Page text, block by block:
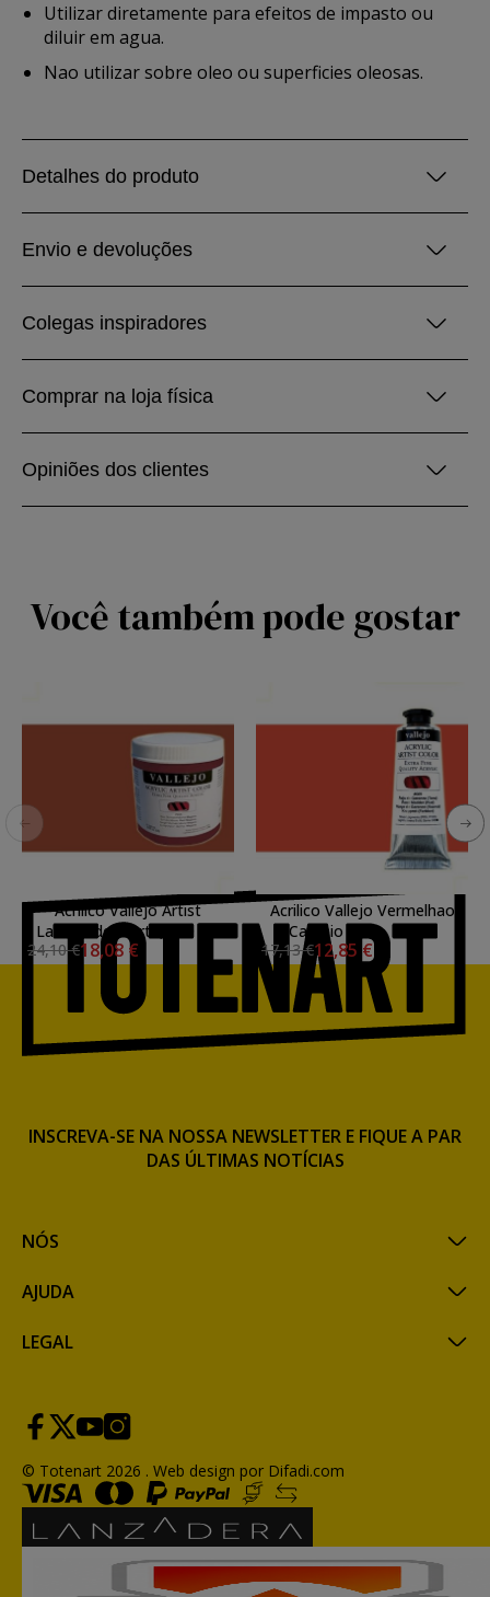
Utilizar diretamente para efeitos de impasto ou
diluir em agua.
Nao utilizar sobre oleo ou superficies oleosas.
Detalhes do produto
Envio e devoluções
Colegas inspiradores
Comprar na loja física
Opiniões dos clientes
Você também pode gostar
Acrilico Vallejo Artist
Laranja de Marte, 500 ml.
24,10 €18,08 €
Acrilico Vallejo Vermelhao
Cadmio Claro, 60 ml.
17,13 €12,85 €
NÓS
AJUDA
LEGAL
INSCREVA-SE NA NOSSA NEWSLETTER E FIQUE A PAR
DAS ÚLTIMAS NOTÍCIAS
© Totenart 2026 . Web design por Difadi.com